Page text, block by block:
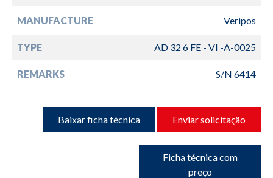
MANUFACTURE Veripos
TYPE AD 32 6 FE - VI -A-0025
REMARKS S/N 6414
Baixar ficha técnica Enviar solicitação
Ficha técnica com
preço